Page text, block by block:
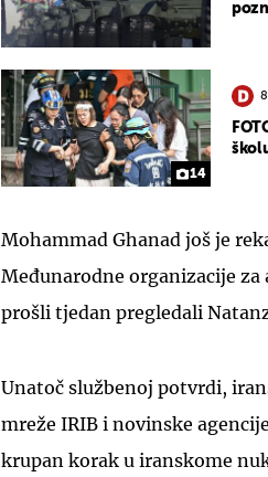
14
Mohammad Ghanad još je
Međunarodne organizacije
prošli tjedan pregledali
Unatoč službenoj potvrdi,
mreže IRIB i novinske
krupan korak u iranskome